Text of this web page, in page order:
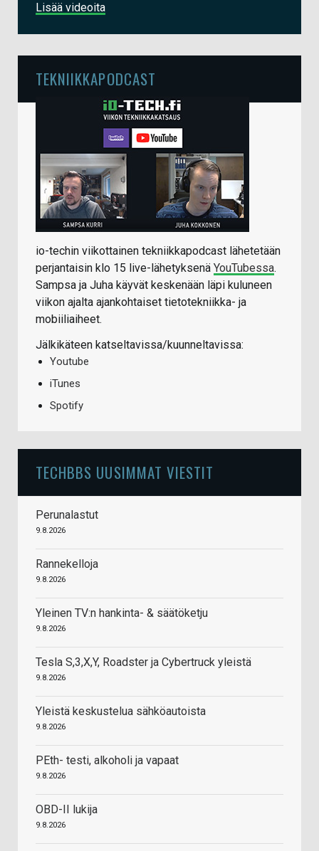
Lisää videoita
TEKNIIKKAPODCAST
io-techin viikottainen tekniikkapodcast lähetetään
perjantaisin klo 15 live-lähetyksenä YouTubessa.
Sampsa ja Juha käyvät keskenään läpi kuluneen
viikon ajalta ajankohtaiset tietotekniikka- ja
mobiiliaiheet.
Jälkikäteen katseltavissa/kuunneltavissa:
Youtube
iTunes
Spotify
TECHBBS UUSIMMAT VIESTIT
Perunalastut
9.8.2026
Rannekelloja
9.8.2026
Yleinen TV:n hankinta- & säätöketju
9.8.2026
Tesla S,3,X,Y, Roadster ja Cybertruck yleistä
9.8.2026
Yleistä keskustelua sähköautoista
9.8.2026
PEth- testi, alkoholi ja vapaat
9.8.2026
OBD-II lukija
9.8.2026